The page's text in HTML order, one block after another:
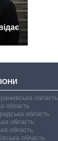
область
область
область
область
область
область